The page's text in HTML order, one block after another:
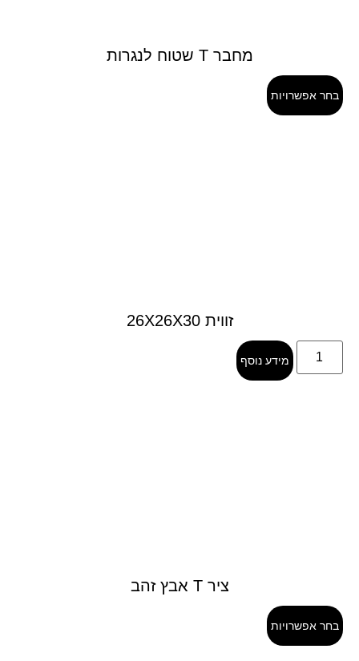
מחבר T שטוח לנגרות
בחר אפשרויות
זווית 26X26X30
מידע נוסף
ציר T אבץ זהב
בחר אפשרויות